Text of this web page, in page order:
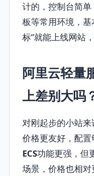
计的，控制台简
板等常用环境，
标”就能上线网站
阿里云轻量
上差别大吗
对刚起步的小站来
价格更友好，配
ECS功能更强，但
场景，价格也相